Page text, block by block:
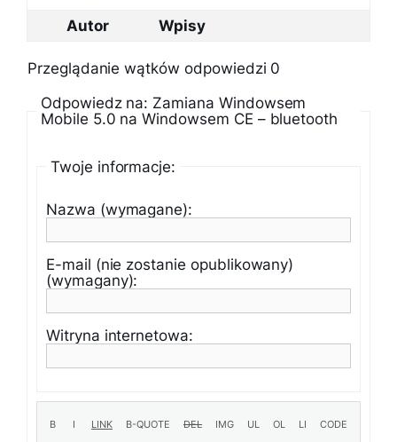
Autor
Wpisy
Przeglądanie wątków odpowiedzi 0
Odpowiedz na: Zamiana Windowsem
Mobile 5.0 na Windowsem CE – bluetooth
Twoje informacje:
Nazwa (wymagane):
E-mail (nie zostanie opublikowany)
(wymagany):
Witryna internetowa: